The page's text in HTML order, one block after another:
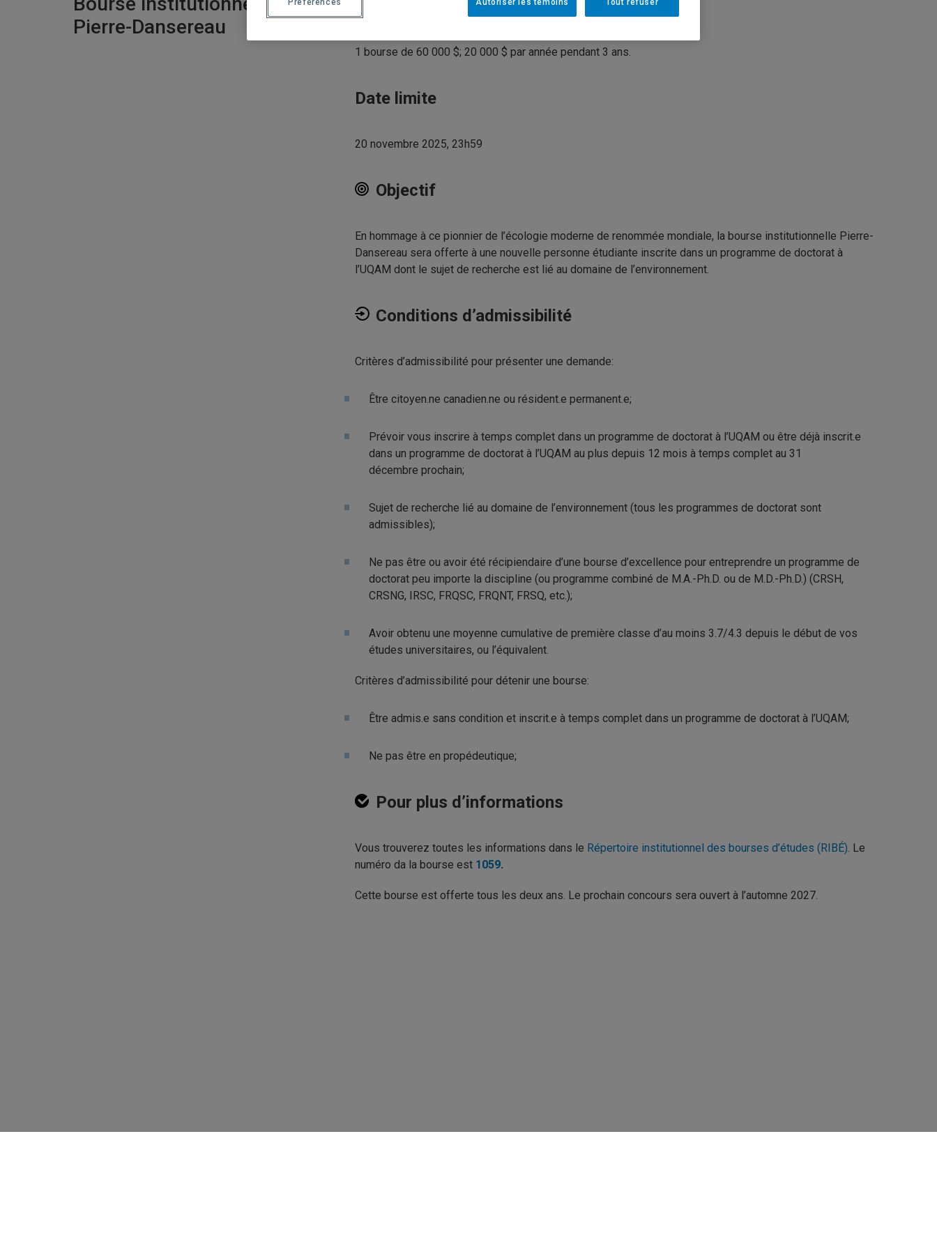
Pierre-Dansereau
1 bourse de 60 000 $; 20 000 $ par année pendant 3 ans.
Date limite
20 novembre 2025, 23h59
Objectif
En hommage à ce pionnier de l’écologie moderne de renommée mondiale, la bourse institutionnelle Pierre-
Dansereau sera offerte à une nouvelle personne étudiante inscrite dans un programme de doctorat à
l’UQAM dont le sujet de recherche est lié au domaine de l’environnement.
Conditions d’admissibilité
Critères d’admissibilité pour présenter une demande:
Être citoyen.ne canadien.ne ou résident.e permanent.e;
Prévoir vous inscrire à temps complet dans un programme de doctorat à l’UQAM ou être déjà inscrit.e
dans un programme de doctorat à l’UQAM au plus depuis 12 mois à temps complet au 31
décembre prochain;
Sujet de recherche lié au domaine de l’environnement (tous les programmes de doctorat sont
admissibles);
Ne pas être ou avoir été récipiendaire d’une bourse d’excellence pour entreprendre un programme de
doctorat peu importe la discipline (ou programme combiné de M.A.-Ph.D. ou de M.D.-Ph.D.) (CRSH,
CRSNG, IRSC, FRQSC, FRQNT, FRSQ, etc.);
Avoir obtenu une moyenne cumulative de première classe d’au moins 3.7/4.3 depuis le début de vos
études universitaires, ou l’équivalent.
Critères d’admissibilité pour détenir une bourse:
Être admis.e sans condition et inscrit.e à temps complet dans un programme de doctorat à l’UQAM;
Ne pas être en propédeutique;
Pour plus d’informations
Vous trouverez toutes les informations dans le Répertoire institutionnel des bourses d’études (RIBÉ) . Le
numéro da la bourse est 1059.
Cette bourse est offerte tous les deux ans. Le prochain concours sera ouvert à l’automne 2027.
Tout refuser
Autoriser les témoins
Préférences